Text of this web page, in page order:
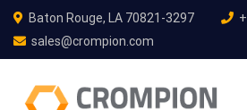
Baton Rouge, LA 70821-3297
sales@crompion.com